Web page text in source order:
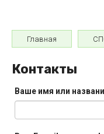
Главная
Контакты
Ваше имя или